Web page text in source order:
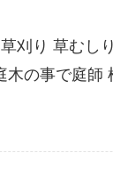
刈り 草むし
木の事で庭